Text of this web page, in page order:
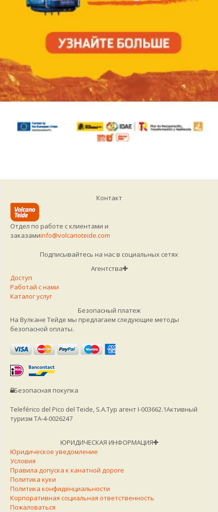
Контакт
Отдел по работе с клиентами и
заказамиinfo@volcanoteide.com
Подписывайтесь на нас в социальных сетях
Агентства
Доступ
Работай с нами
Каталог услуг
Безопасный платеж
На Вулкане Тейде мы предлагаем следующие методы
безопасной оплаты.
Безопасная покупка
Teleférico del Pico del Teide, S.A.Тур агент I-003662.1Активный
туризм TA-4-0026247
ЮРИДИЧЕСКАЯ ИНФОРМАЦИЯ
Юридическое уведомление
Условия
Правила допуска к канатной дороге
Политика куки
Политика конфиденциальности
Корпоративная социальная ответственность
Пожаловаться